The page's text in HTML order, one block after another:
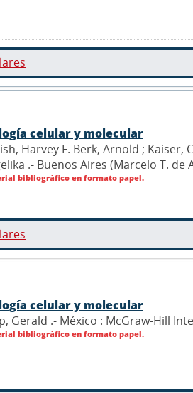
celular y molecular
Harvey F. Berk, Arnold ;
.- Buenos Aires (Marcelo T.
bibliográfico en formato papel.
celular y molecular
Gerald .- México : McGraw-Hill
bibliográfico en formato papel.